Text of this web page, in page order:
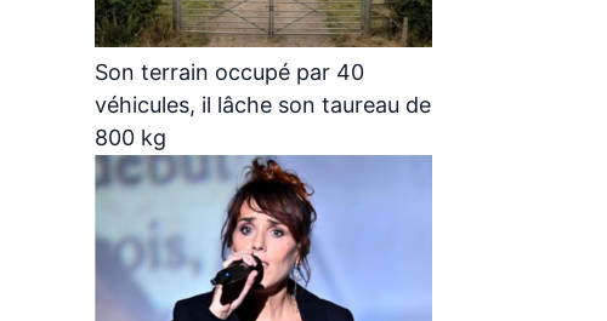
Son terrain occupé par 40
véhicules, il lâche son taureau de
800 kg